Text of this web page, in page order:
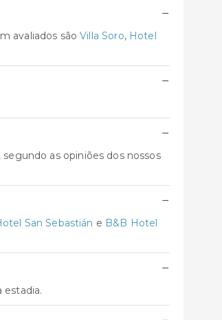
−
avaliados sãoVilla Soro, Hotel
−
−
, segundo as opiniões dos nossos
−
San Sebastián e B&B Hotel
−
estadia.